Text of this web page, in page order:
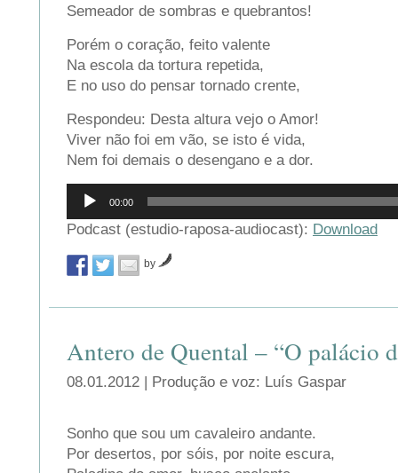
Semeador de sombras e quebrantos!
Porém o coração, feito valente
Na escola da tortura repetida,
E no uso do pensar tornado crente,
Respondeu: Desta altura vejo o Amor!
Viver não foi em vão, se isto é vida,
Nem foi demais o desengano e a dor.
Reprodutor
áudio
00:00
Podcast (estudio-raposa-audiocast): Download
by
Antero de Quental – “O palácio
08.01.2012 | Produção e voz: Luís Gaspar
Sonho que sou um cavaleiro andante.
Por desertos, por sóis, por noite escura,